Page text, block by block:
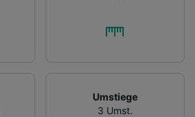
Umstiege
3 Umst.